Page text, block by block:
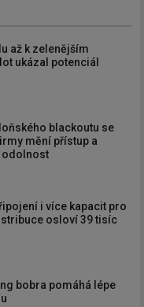
až k zelenějším
ukázal potenciál
blackoutu se
mění přístup a
odolnost
i více kapacit pro
osloví 39 tisíc
bobra pomáhá lépe